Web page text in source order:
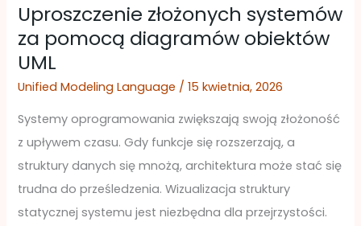
Uproszczenie złożonych systemów
za pomocą diagramów obiektów
UML
Unified Modeling Language /15 kwietnia, 2026
Systemy oprogramowania zwiększają swoją złożoność
z upływem czasu. Gdy funkcje się rozszerzają, a
struktury danych się mnożą, architektura może stać się
trudna do prześledzenia. Wizualizacja struktury
statycznej systemu jest niezbędna dla przejrzystości.